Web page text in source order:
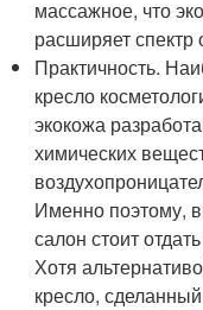
массажное, что
расширяет спектр
Практичность.
кресло
экокожа
химических
Именно поэтому,
салон стоит
Хотя
кресло,